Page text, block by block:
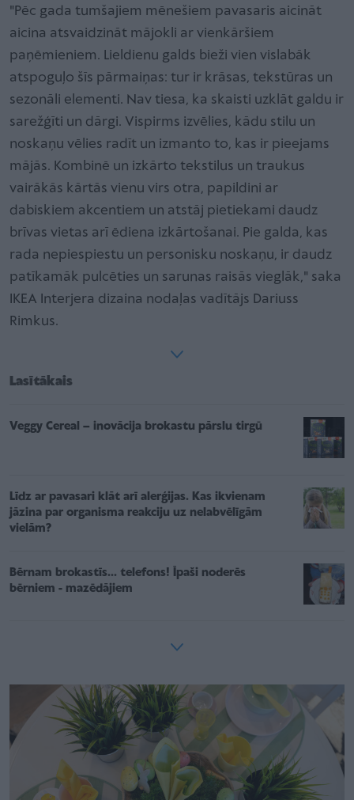
"Pēc gada tumšajiem mēnešiem pavasaris aicināt
aicina atsvaidzināt mājokli ar vienkāršiem
paņēmieniem. Lieldienu galds bieži vien vislabāk
atspoguļo šīs pārmaiņas: tur ir krāsas, tekstūras un
sezonāli elementi. Nav tiesa, ka skaisti uzklāt galdu ir
sarežģīti un dārgi. Vispirms izvēlies, kādu stilu un
noskaņu vēlies radīt un izmanto to, kas ir pieejams
mājās. Kombinē un izkārto tekstilus un traukus
vairākās kārtās vienu virs otra, papildini ar
dabiskiem akcentiem un atstāj pietiekami daudz
brīvas vietas arī ēdiena izkārtošanai. Pie galda, kas
rada nepiespiestu un personisku noskaņu, ir daudz
patīkamāk pulcēties un sarunas raisās vieglāk," saka
IKEA Interjera dizaina nodaļas vadītājs Dariuss
Rimkus.
Lasītākais
Veggy Cereal – inovācija brokastu pārslu tirgū
Līdz ar pavasari klāt arī alerģijas. Kas ikvienam
jāzina par organisma reakciju uz nelabvēlīgām
vielām?
Bērnam brokastīs... telefons! Īpaši noderēs
bērniem - mazēdājiem